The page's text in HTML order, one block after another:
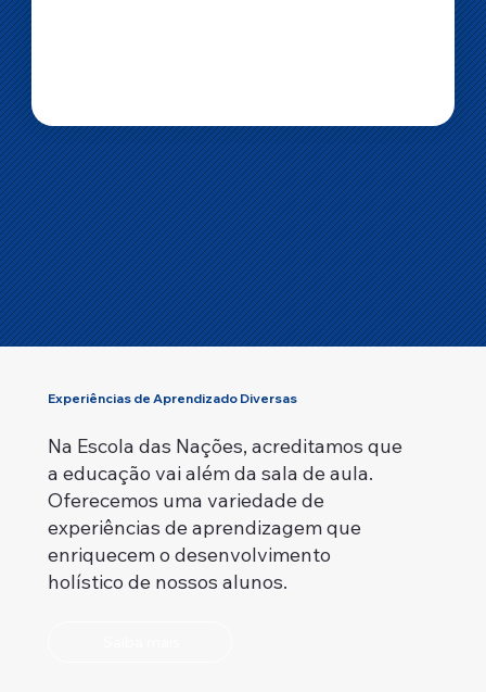
Experiências de Aprendizado Diversas
Na Escola das Nações, acreditamos que
a educação vai além da sala de aula.
Oferecemos uma variedade de
experiências de aprendizagem que
enriquecem o desenvolvimento
holístico de nossos alunos.